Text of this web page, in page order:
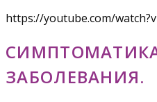
https://youtube.com/
ЗАБОЛЕВАНИЯ.